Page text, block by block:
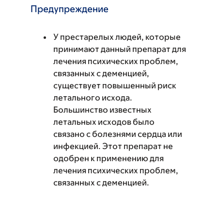
Предупреждение
У престарелых людей, которые
принимают данный препарат для
лечения психических проблем,
связанных с деменцией,
существует повышенный риск
летального исхода.
Большинство известных
летальных исходов было
связано с болезнями сердца или
инфекцией. Этот препарат не
одобрен к применению для
лечения психических проблем,
связанных с деменцией.